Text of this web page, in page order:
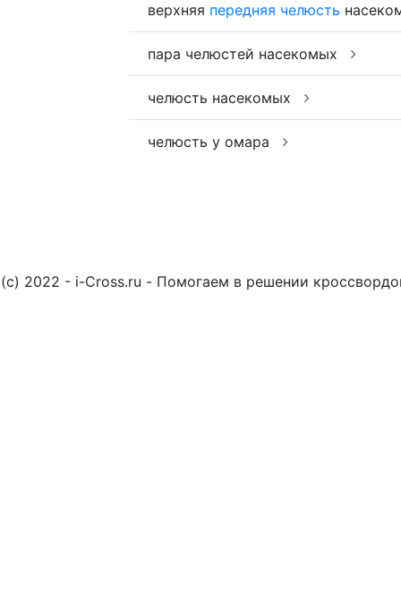
верхняя передняя челюсть
пара челюстей насекомых
челюсть насекомых
челюсть у омара
(c) 2022 - i-Cross.ru - Помогаем в решении